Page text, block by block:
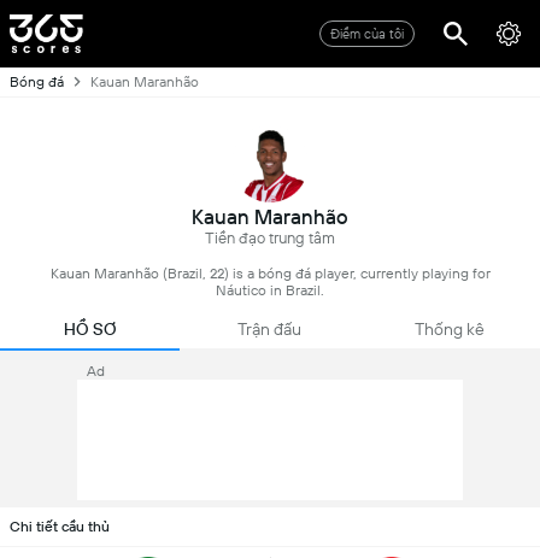
Điểm của tôi
Bóng đá Kauan Maranhão
Kauan Maranhão
Tiền đạo trung tâm
Kauan Maranhão (Brazil, 22) is a bóng đá player, currently playing for
Náutico in Brazil.
HỒ SƠ Trận đấu Thống kê
Ad
Chi tiết cầu thủ